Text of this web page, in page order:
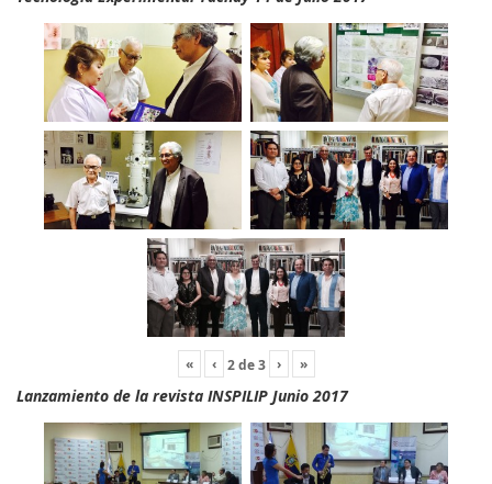
« ‹ 2de3 › »
Lanzamiento de la revista INSPILIP Junio 2017